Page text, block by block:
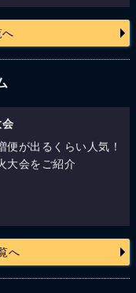
へ
便が出るくらい人気！
大会をご紹介
へ